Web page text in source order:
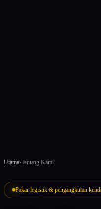
Utama›Tentang Kami
Pakar logistik & pengangkutan